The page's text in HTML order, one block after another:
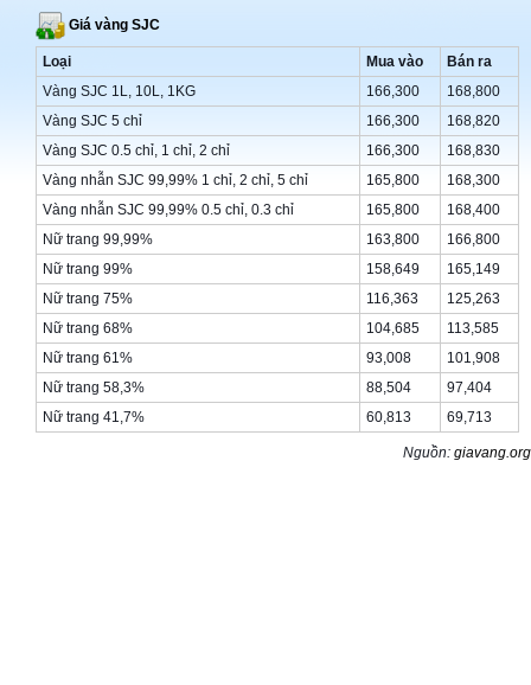
Giá vàng SJC
Loại Mua vào
Bán ra
Vàng SJC 1L, 10L, 1KG
166,300
168,800
Vàng SJC 5 chỉ
166,300
168,820
Vàng SJC 0.5 chỉ, 1 chỉ, 2 chỉ
166,300
168,830
Vàng nhẫn SJC 99,99% 1 chỉ, 2 chỉ, 5 chỉ
165,800
168,300
Vàng nhẫn SJC 99,99% 0.5 chỉ, 0.3 chỉ
165,800
168,400
Nữ trang 99,99%
163,800
166,800
Nữ trang 99%
158,649
165,149
Nữ trang 75%
116,363
125,263
Nữ trang 68%
104,685
113,585
Nữ trang 61%
93,008
101,908
Nữ trang 58,3%
88,504
97,404
Nữ trang 41,7%
60,813 69,713
Nguồn: giavang.org